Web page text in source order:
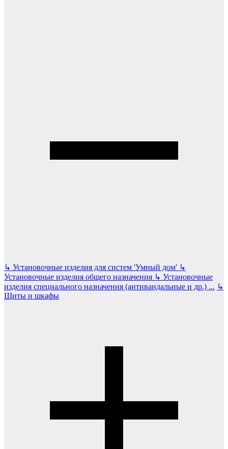
↳ Установочные изделия для систем 'Умный дом' ↳
Установочные изделия общего назначения ↳ Установочные
изделия специального назначения (антивандальные и др.) ... ↳
Щиты и шкафы